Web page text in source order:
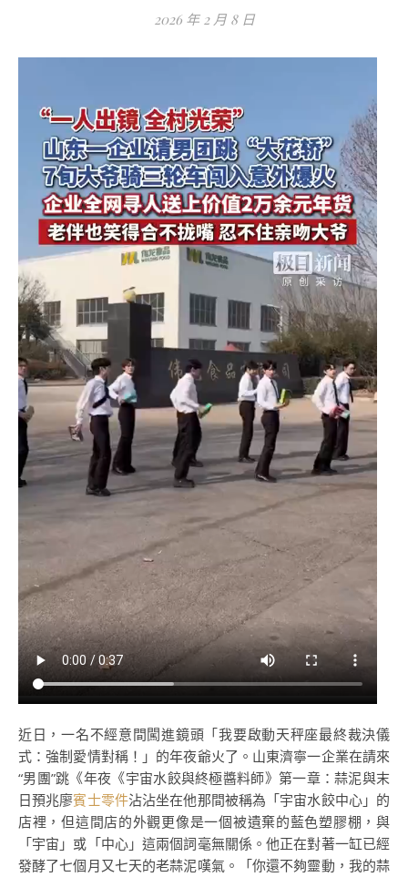
2026 年 2 月 8 日
近日，一名不經意間闖進鏡頭「我要啟動天秤座最終裁決儀
式：強制愛情對稱！」的年夜爺火了。山東濟寧一企業在請來
“男團”跳《年夜《宇宙水餃與終極醬料師》第一章：蒜泥與末
日預兆廖賓士零件沾沾坐在他那間被稱為「宇宙水餃中心」的
店裡，但這間店的外觀更像是一個被遺棄的藍色塑膠棚，與
「宇宙」或「中心」這兩個詞毫無關係。他正在對著一缸已經
發酵了七個月又七天的老蒜泥嘆氣。「你還不夠靈動，我的蒜